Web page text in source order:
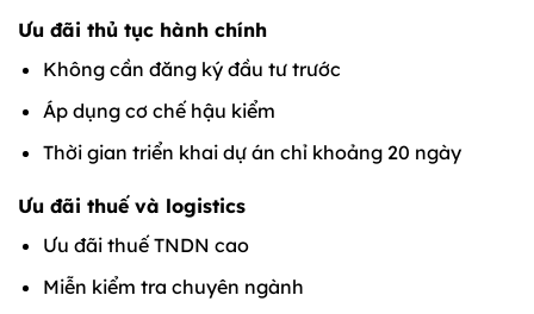
Ưu đãi thủ tục hành chính
Không cần đăng ký đầu tư trước
Áp dụng cơ chế hậu kiểm
Thời gian triển khai dự án chỉ khoảng 20 ngày
Ưu đãi thuế và logistics
Ưu đãi thuế TNDN cao
Miễn kiểm tra chuyên ngành